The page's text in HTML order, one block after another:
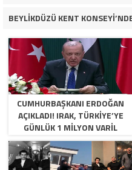
CUMHURBAŞKANI ERDOĞAN
AÇIKLADI! IRAK, TÜRKIYE’YE
GÜNLÜK 1 MILYON VARIL
PETROL VERECEK